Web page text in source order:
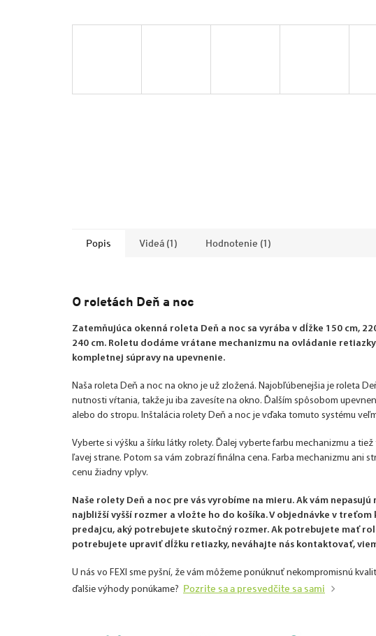
Popis Videá (1) Hodnotenie (1)
O roletách Deň a noc
Zatemňujúca okenná roleta Deň a noc sa vyrába v dĺžke 150 cm,
240 cm. Roletu dodáme vrátane mechanizmu na ovládanie
kompletnej súpravy na upevnenie.
Naša roleta Deň a noc na okno je už zložená. Najobľúbenejšia je roleta
nutnosti vŕtania, takže ju iba zavesíte na okno. Ďalším spôsobom
alebo do stropu. Inštalácia rolety Deň a noc je vďaka tomuto systému
Vyberte si výšku a šírku látky rolety. Ďalej vyberte farbu mechanizmu a
ľavej strane. Potom sa vám zobrazí finálna cena. Farba mechanizmu ani
cenu žiadny vplyv.
Naše rolety Deň a noc pre vás vyrobíme na mieru. Ak vám
najbližší vyšší rozmer a vložte ho do košíka. V objednávke v
predajcu, aký potrebujete skutočný rozmer. Ak potrebujete mať
potrebujete upraviť dĺžku retiazky, neváhajte nás kontaktovať,
U nás vo FEXI sme pyšní, že vám môžeme ponúknuť nekompromisnú
ďalšie výhody ponúkame? Pozrite sa a presvedčite sa sami